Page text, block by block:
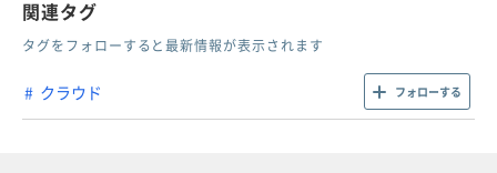
関連タグ
タグをフォローすると最新情報が表示されます
クラウド フォローする